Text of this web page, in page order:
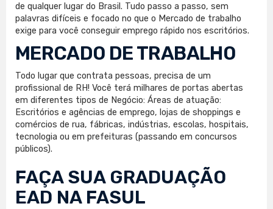
de qualquer lugar do Brasil. Tudo passo a passo, sem
palavras difíceis e focado no que o Mercado de trabalho
exige para você conseguir emprego rápido nos escritórios.
MERCADO DE TRABALHO
Todo lugar que contrata pessoas, precisa de um
profissional de RH! Você terá milhares de portas abertas
em diferentes tipos de Negócio: Áreas de atuação:
Escritórios e agências de emprego, lojas de shoppings e
comércios de rua, fábricas, indústrias, escolas, hospitais,
tecnologia ou em prefeituras (passando em concursos
públicos).
FAÇA SUA GRADUAÇÃO
EAD NA FASUL